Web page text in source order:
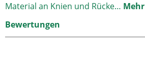
Material an Knien und Rücke… Mehr
Bewertungen